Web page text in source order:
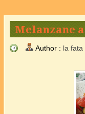
Melanzane
Author : la fata